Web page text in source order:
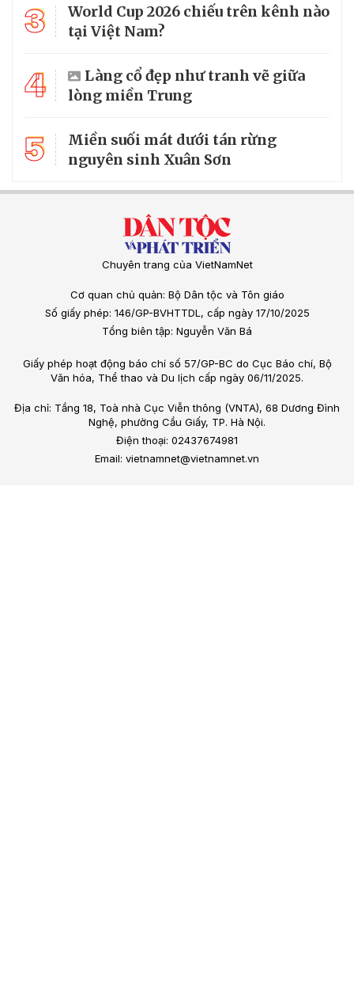
3
World Cup 2026 chiếu trên kênh nào
tại Việt Nam?
4
Làng cổ đẹp như tranh vẽ giữa
lòng miền Trung
5
Miền suối mát dưới tán rừng
nguyên sinh Xuân Sơn
Chuyên trang của VietNamNet
Cơ quan chủ quản: Bộ Dân tộc và Tôn giáo
Số giấy phép: 146/GP-BVHTTDL, cấp ngày 17/10/2025
Tổng biên tập: Nguyễn Văn Bá
Giấy phép hoạt động báo chí số 57/GP-BC do Cục Báo chí, Bộ
Văn hóa, Thể thao và Du lịch cấp ngày 06/11/2025.
Địa chỉ: Tầng 18, Toà nhà Cục Viễn thông (VNTA), 68 Dương Đình
Nghệ, phường Cầu Giấy, TP. Hà Nội.
Điện thoại: 02437674981
Email: vietnamnet@vietnamnet.vn